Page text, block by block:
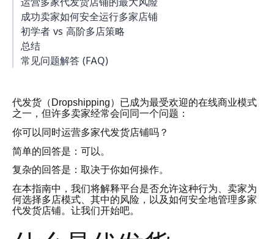
成功卖家如何安全运行多家店铺
初学者 vs 高阶多店策略
总结
常见问题解答 (FAQ)
代发货（Dropshipping）已成为最受欢迎的在线商业模式
之一，但许多卖家经常会问同一个问题：
你可以同时运营多家代发货店铺吗？
简单的回答是：可以。
复杂的回答是：取决于你如何操作。
在本指南中，我们将解释平台是否允许这种行为、卖家为
何选择多店模式、其中的风险，以及如何安全地管理多家
代发货店铺。让我们开始吧。